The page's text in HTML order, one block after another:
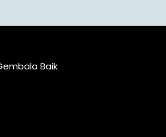
Baik